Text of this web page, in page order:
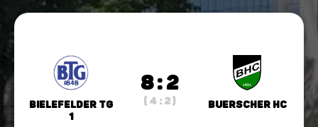
Bielefelder TG
1
8 : 2
( 4 : 2 ) Buerscher HC